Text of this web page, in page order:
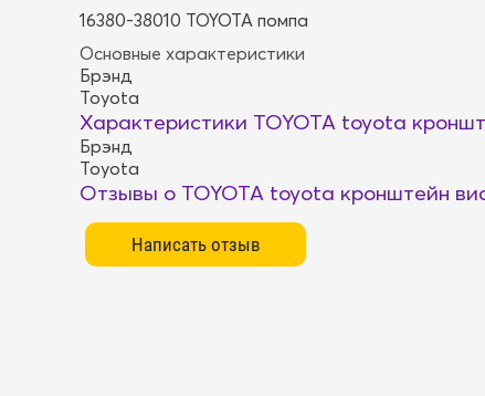
16380-38010 TOYOTA помпа
Основные характеристики
Брэнд
Toyota
Характеристики TOYOTA toyota
Брэнд
Toyota
Отзывы о TOYOTA toyota кронштейн